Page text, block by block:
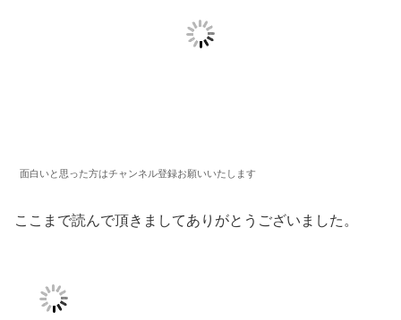
面白いと思った方はチャンネル登録お願いいたします
ここまで読んで頂きましてありがとうございました。